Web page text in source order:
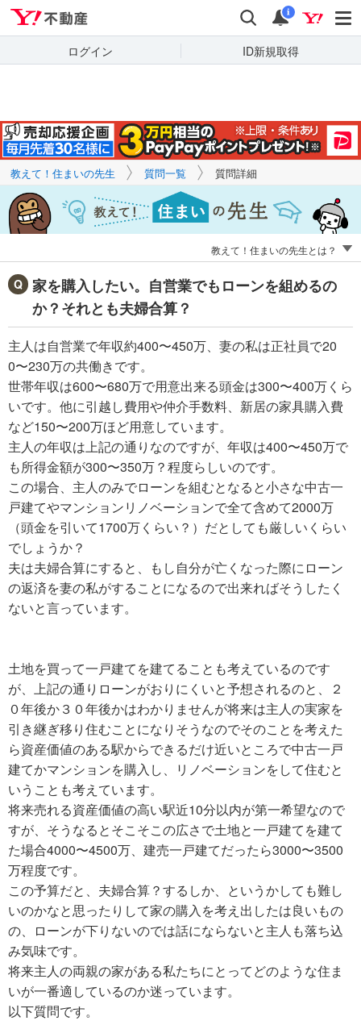
検索 通知
i
ログイン ID新規取得
キーワードで
質問を探す
教えて！住まいの先生 質問一覧 質問詳細
教えて！住まいの先生とは？
家を購入したい。自営業でもローンを組めるの
か？それとも夫婦合算？
主人は自営業で年収約400〜450万、妻の私は正社員で20
0〜230万の共働きです。
世帯年収は600〜680万で用意出来る頭金は300〜400万くら
いです。他に引越し費用や仲介手数料、新居の家具購入費
など150〜200万ほど用意しています。
主人の年収は上記の通りなのですが、年収は400〜450万で
も所得金額が300〜350万？程度らしいのです。
この場合、主人のみでローンを組むとなると小さな中古一
戸建てやマンションリノベーションで全て含めて2000万
（頭金を引いて1700万くらい？）だとしても厳しいくらい
でしょうか？
夫は夫婦合算にすると、もし自分が亡くなった際にローン
の返済を妻の私がすることになるので出来ればそうしたく
ないと言っています。
土地を買って一戸建てを建てることも考えているのです
が、上記の通りローンがおりにくいと予想されるのと、２
０年後か３０年後かはわかりませんが将来は主人の実家を
引き継ぎ移り住むことになりそうなのでそのことを考えた
ら資産価値のある駅からできるだけ近いところで中古一戸
建てかマンションを購入し、リノベーションをして住むと
いうことも考えています。
将来売れる資産価値の高い駅近10分以内が第一希望なので
すが、そうなるとそこそこの広さで土地と一戸建てを建て
た場合4000〜4500万、建売一戸建てだったら3000〜3500
万程度です。
この予算だと、夫婦合算？するしか、というかしても難し
いのかなと思ったりして家の購入を考え出したは良いもの
の、ローンが下りないのでは話にならないと主人も落ち込
み気味です。
将来主人の両親の家がある私たちにとってどのような住ま
いが一番適しているのか迷っています。
以下質問です。